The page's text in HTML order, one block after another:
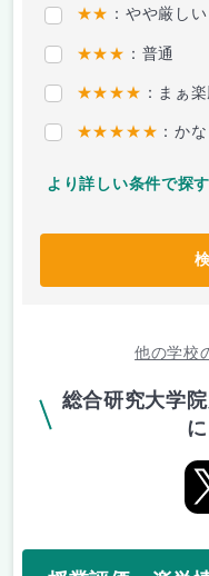
★★ ：やや厳しい
★★★ ：普通
★★★★ ：まぁ
★★★★★ ：か
より詳しい条件で探す
他の学校
総合研究大学